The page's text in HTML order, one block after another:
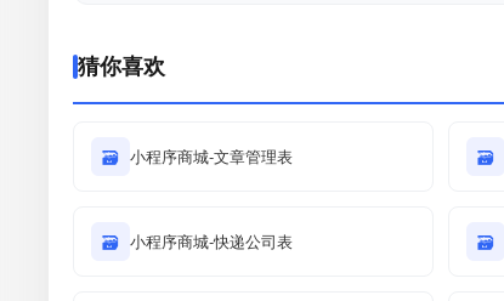
猜你喜欢
🗃 小程序商城-文章管理表 🗃
🗃 小程序商城-快递公司表 🗃